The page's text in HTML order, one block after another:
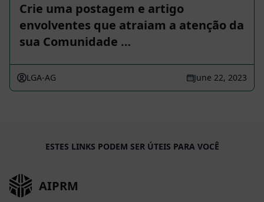
Crie uma postagem e artigo
envolventes que atraiam a atenção da
sua Comunidade …
LGA-AG June 22, 2023
ESTES LINKS PODEM SER ÚTEIS PARA VOCÊ
AIPRM